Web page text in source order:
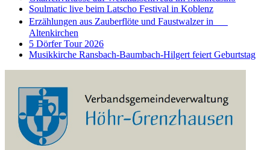
Soulmatic live beim Latscho Festival in Koblenz
Erzählungen aus Zauberflöte und Faustwalzer in
Altenkirchen
5 Dörfer Tour 2026
Musikkirche Ransbach-Baumbach-Hilgert feiert Geburtstag